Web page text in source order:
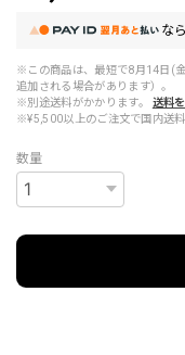
なら
※この商品は、最短で8月14日(
追加される場合があります）。
※別途送料がかかります。
送料
※¥5,500以上のご注文で国内送料
数量